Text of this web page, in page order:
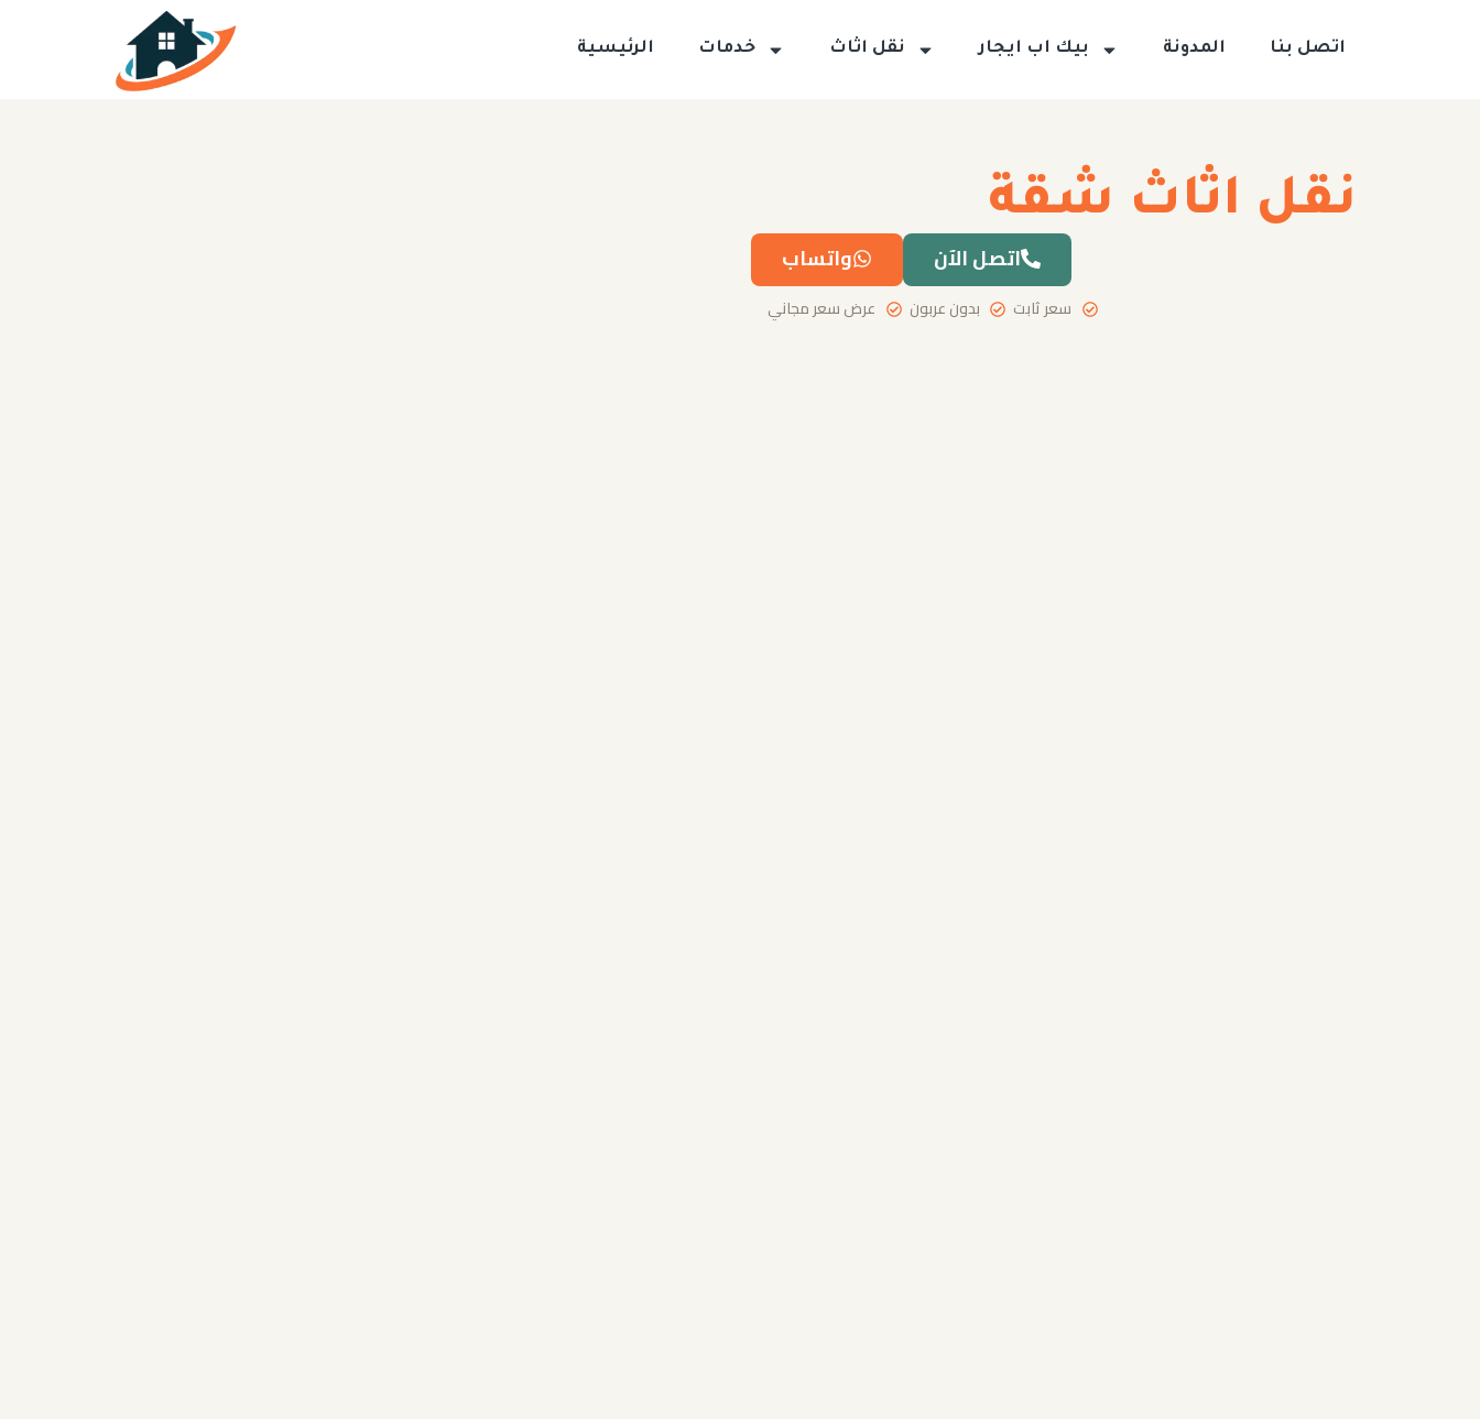
الرئيسية خدمات نقل اثاث بيك اب ايجار المدونة اتصل بنا
نقل اثاث شقة
واتساب اتصل الآن
عرض سعر مجاني بدون عربون سعر ثابت